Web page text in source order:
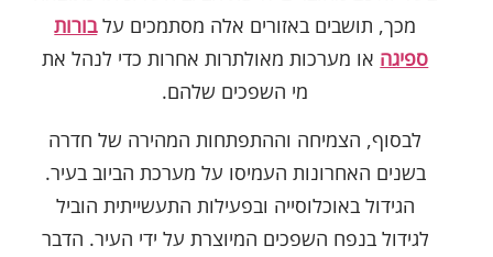
מכך, תושבים באזורים אלה מסתמכים עלבורות
ספיגה או מערכות מאולתרות אחרות כדי לנהל את
מי השפכים שלהם.
לבסוף, הצמיחה וההתפתחות המהירה של חדרה
בשנים האחרונות העמיסו על מערכת הביוב בעיר.
הגידול באוכלוסייה ובפעילות התעשייתית הוביל
לגידול בנפח השפכים המיוצרת על ידי העיר. הדבר